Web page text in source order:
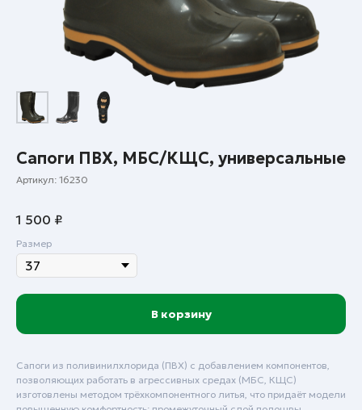
Сапоги ПВХ, МБС/КЩС, универсальные
Артикул: 16230
1 500 ₽
Размер
В корзину
Сапоги из поливинилхлорида (ПВХ) с добавлением компонентов,
позволяющих работать в агрессивных средах (МБС, КЩС)
изготовлены методом трёхкомпонентного литья, что придаёт модели